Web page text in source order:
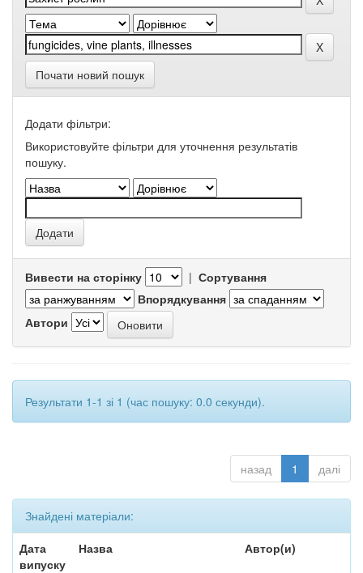
Почати новий пошук
Додати фільтри:
Використовуйте фільтри для уточнення результатів
пошуку.
Вивести на сторінку | Сортування
Впорядкування
Автори
Результати 1-1 зі 1 (час пошуку: 0.0 секунди).
назад 1 далі
Знайдені матеріали:
Дата
випуску
Назва Автор(и)